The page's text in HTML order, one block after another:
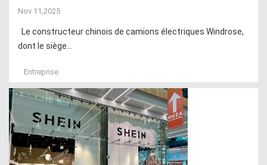
Nov 11,2025
Le constructeur chinois de camions électriques Windrose,
dont le siège...
Entreprise